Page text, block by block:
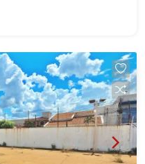
imobiliário
1051 - Alto da